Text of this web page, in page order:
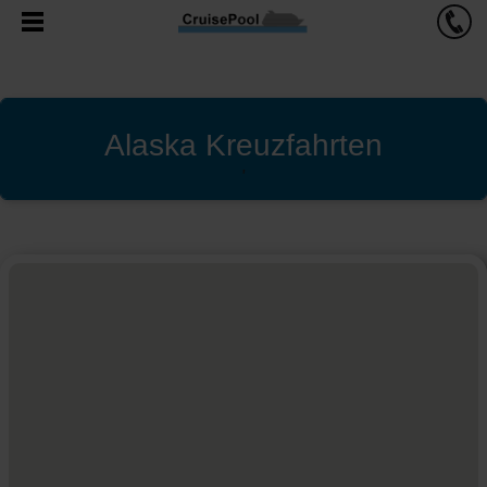
Alaska Kreuzfahrten
'